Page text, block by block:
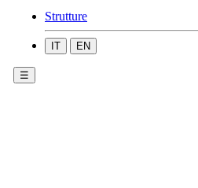
Strutture
IT EN
☰